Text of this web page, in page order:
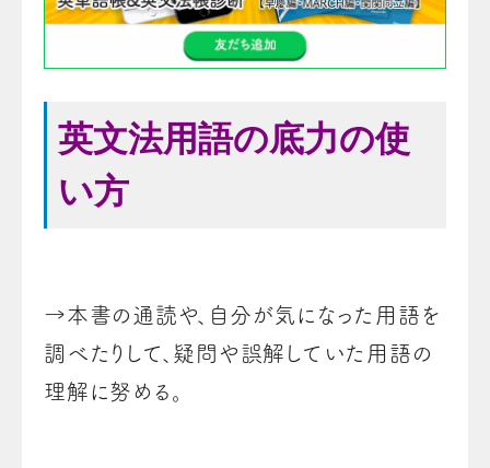
英文法用語の底力の使
い方
→本書の通読や、自分が気になった用語を
調べたりして、疑問や誤解していた用語の
理解に努める。